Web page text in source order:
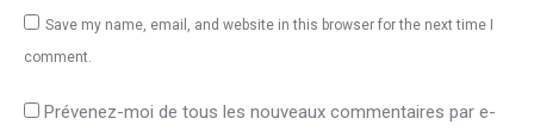
Save my name, email, and website in this browser for the next time I
comment.
Prévenez-moi de tous les nouveaux commentaires par e-